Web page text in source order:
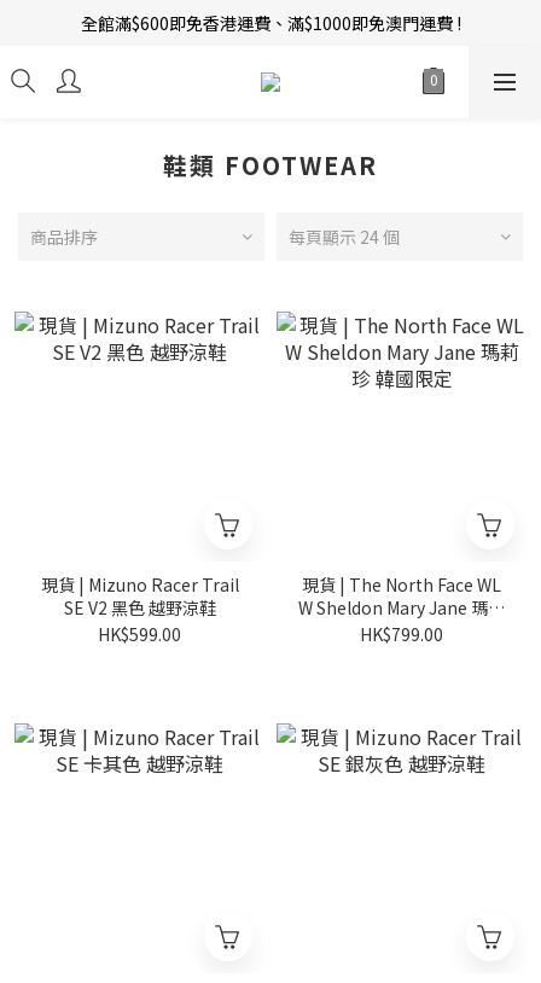
新會員招募中 | 即送 $12 購物金當錢使！
全館滿$600即免香港運費、滿$1000即免澳門運費 !
鞋類 FOOTWEAR
商品排序 每頁顯示 24 個
現貨 | Mizuno Racer Trail
SE V2 黑色 越野涼鞋
HK$599.00
現貨 | The North Face WL
W Sheldon Mary Jane 瑪莉
珍 韓國限定
HK$799.00